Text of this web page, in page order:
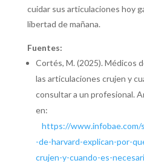
cuidar sus articulaciones hoy
libertad de mañana.
Fuentes:
Cortés, M. (2025). Médicos
las articulaciones crujen y
consultar a un profesional.
en:
https://www.infobae.com/
-de-harvard-explican-por-
crujen-y-cuando-es-